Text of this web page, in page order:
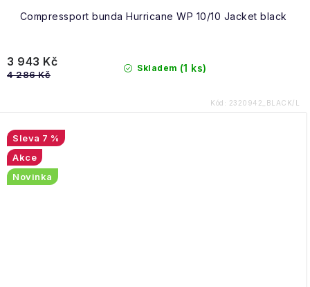
Compressport bunda Hurricane WP 10/10 Jacket black
Skladem (1 ks)
3 943 Kč
4 286 Kč
Kód: 2320942_BLACK/L
7 %
Akce
Novinka